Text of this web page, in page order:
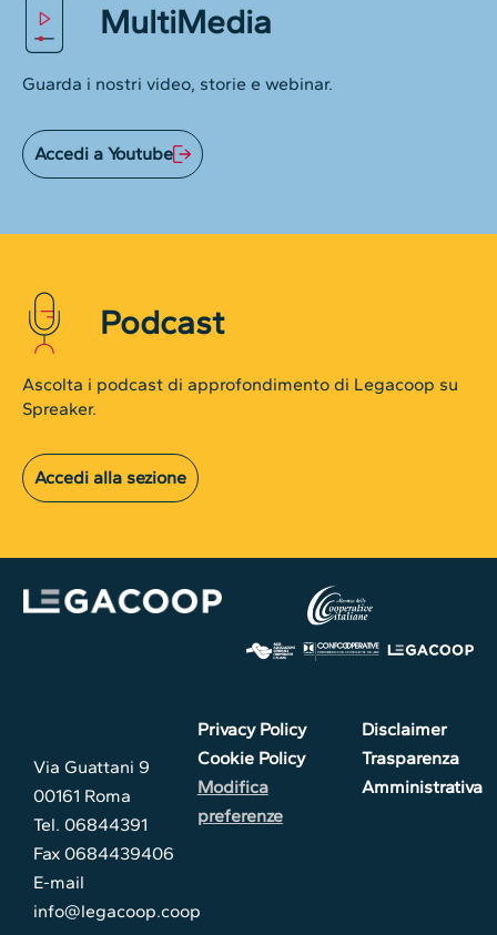
MultiMedia
Guarda i nostri video, storie e webinar.
Accedi a Youtube
Podcast
Ascolta i podcast di approfondimento di Legacoop su
Spreaker.
Accedi alla sezione
Via Guattani 9
00161 Roma
Tel. 06844391
Fax 0684439406
E-mail
info@legacoop.coop
Privacy Policy
Cookie Policy
Modifica
preferenze
Disclaimer
Trasparenza
Amministrativa